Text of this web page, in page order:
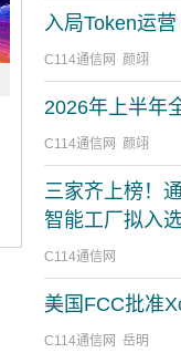
入局Token运
C114通信网 颜翊
2026年上半年
C114通信网 颜翊
三家齐上榜！
智能工厂拟入
C114通信网
美国FCC批准
C114通信网 岳明